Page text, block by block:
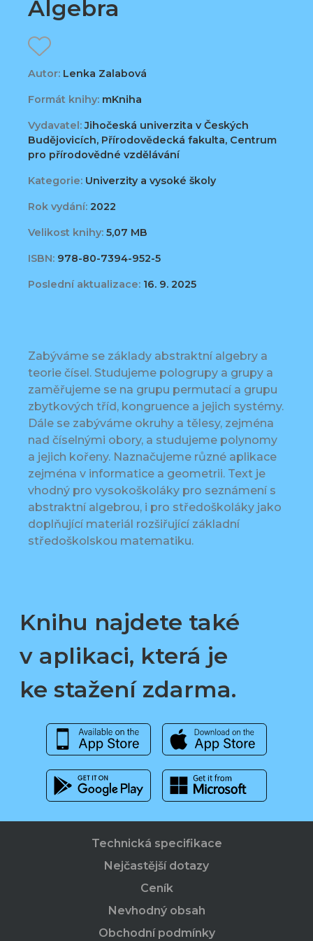
Algebra
Autor: Lenka Zalabová
Formát knihy: mKniha
Vydavatel:Jihočeská univerzita v Českých
Budějovicích, Přírodovědecká fakulta, Centrum
pro přírodovědné vzdělávání
Kategorie: Univerzity a vysoké školy
Rok vydání: 2022
Velikost knihy: 5,07 MB
ISBN: 978-80-7394-952-5
Poslední aktualizace: 16. 9. 2025
Zabýváme se základy abstraktní algebry a
teorie čísel. Studujeme pologrupy a grupy a
zaměřujeme se na grupu permutací a grupu
zbytkových tříd, kongruence a jejich systémy.
Dále se zabýváme okruhy a tělesy, zejména
nad číselnými obory, a studujeme polynomy
a jejich kořeny. Naznačujeme různé aplikace
zejména v informatice a geometrii. Text je
vhodný pro vysokoškoláky pro seznámení s
abstraktní algebrou, i pro středoškoláky jako
doplňující materiál rozšiřující základní
středoškolskou matematiku.
Knihu najdete také
v aplikaci, která je
ke stažení zdarma.
Technická specifikace
Nejčastější dotazy
Ceník
Nevhodný obsah
Obchodní podmínky